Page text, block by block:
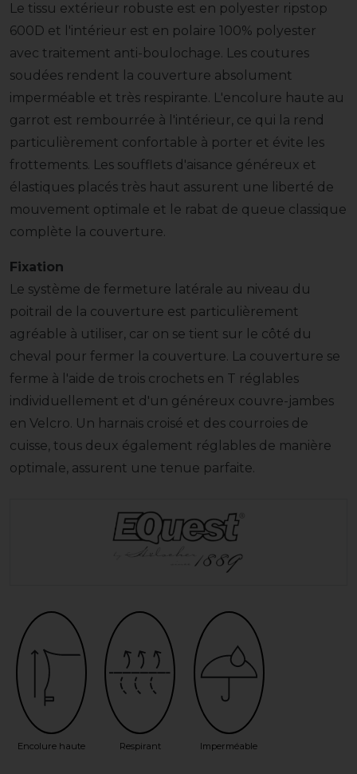
Le tissu extérieur robuste est en polyester ripstop
600D et l'intérieur est en polaire 100% polyester
avec traitement anti-boulochage. Les coutures
soudées rendent la couverture absolument
imperméable et très respirante. L'encolure haute au
garrot est rembourrée à l'intérieur, ce qui la rend
particulièrement confortable à porter et évite les
frottements. Les soufflets d'aisance généreux et
élastiques placés très haut assurent une liberté de
mouvement optimale et le rabat de queue classique
complète la couverture.
Fixation
Le système de fermeture latérale au niveau du
poitrail de la couverture est particulièrement
agréable à utiliser, car on se tient sur le côté du
cheval pour fermer la couverture. La couverture se
ferme à l'aide de trois crochets en T réglables
individuellement et d'un généreux couvre-jambes
en Velcro. Un harnais croisé et des courroies de
cuisse, tous deux également réglables de manière
optimale, assurent une tenue parfaite.
Encolure haute Respirant Imperméable